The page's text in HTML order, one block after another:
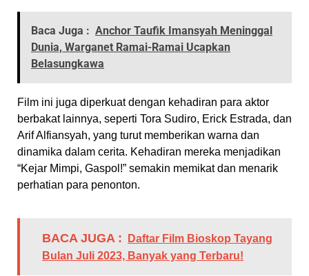
Baca Juga : Anchor Taufik Imansyah Meninggal
Dunia, Warganet Ramai-Ramai Ucapkan
Belasungkawa
Film ini juga diperkuat dengan kehadiran para aktor
berbakat lainnya, seperti Tora Sudiro, Erick Estrada, dan
Arif Alfiansyah, yang turut memberikan warna dan
dinamika dalam cerita. Kehadiran mereka menjadikan
“Kejar Mimpi, Gaspol!” semakin memikat dan menarik
perhatian para penonton.
BACA JUGA :
Daftar Film Bioskop Tayang
Bulan Juli 2023, Banyak yang Terbaru!